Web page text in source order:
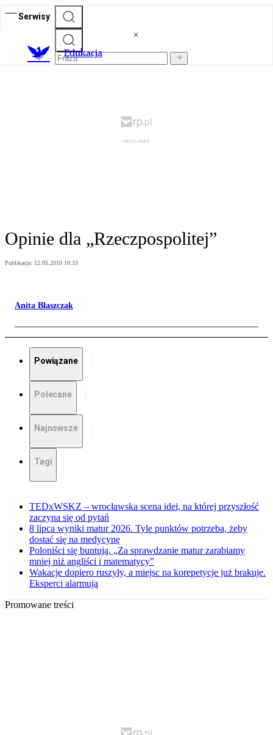
Serwisy
Edukacja
Opinie dla „Rzeczpospolitej”
Publikacja: 12.05.2010 10:33
Anita Błaszczak
Powiązane
Polecane
Najnowsze
Tagi
TEDxWSKZ – wrocławska scena idei, na której przyszłość
zaczyna się od pytań
8 lipca wyniki matur 2026. Tyle punktów potrzeba, żeby
dostać się na medycynę
Poloniści się buntują. „Za sprawdzanie matur zarabiamy
mniej niż angliści i matematycy”
Wakacje dopiero ruszyły, a miejsc na korepetycje już brakuje.
Eksperci alarmują
Promowane treści